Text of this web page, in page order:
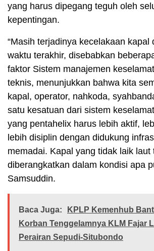
yang harus dipegang teguh oleh
kepentingan.
“Masih terjadinya kecelakaan kapal
waktu terakhir, disebabkan
faktor Sistem manajemen
teknis, menunjukkan bahwa kita
kapal, operator, nahkoda,
satu kesatuan dari sistem
yang pentahelix harus lebih aktif,
lebih disiplin dengan didukung
memadai. Kapal yang tidak laik laut
diberangkatkan dalam kondisi apa
Samsuddin.
Baca Juga:
KPLP Kemenhub
Korban Tenggelamnya KLM Fajar
Perairan Sepudi-Situbondo